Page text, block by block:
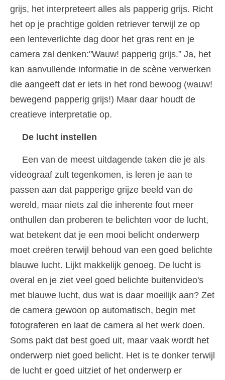
grijs, het interpreteert alles als papperig grijs. Richt
het op je prachtige golden retriever terwijl ze op
een lenteverlichte dag door het gras rent en je
camera zal denken:"Wauw! papperig grijs.” Ja, het
kan aanvullende informatie in de scène verwerken
die aangeeft dat er iets in het rond bewoog (wauw!
bewegend papperig grijs!) Maar daar houdt de
creatieve interpretatie op.
De lucht instellen
Een van de meest uitdagende taken die je als
videograaf zult tegenkomen, is leren je aan te
passen aan dat papperige grijze beeld van de
wereld, maar niets zal die inherente fout meer
onthullen dan proberen te belichten voor de lucht,
wat betekent dat je een mooi belicht onderwerp
moet creëren terwijl behoud van een goed belichte
blauwe lucht. Lijkt makkelijk genoeg. De lucht is
overal en je ziet veel goed belichte buitenvideo's
met blauwe lucht, dus wat is daar moeilijk aan? Zet
de camera gewoon op automatisch, begin met
fotograferen en laat de camera al het werk doen.
Soms pakt dat best goed uit, maar vaak wordt het
onderwerp niet goed belicht. Het is te donker terwijl
de lucht er goed uitziet of het onderwerp er